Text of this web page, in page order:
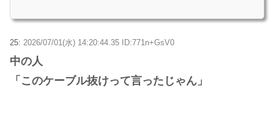
25: 2026/07/01(水) 14:20:44.35 ID:771n+GsV0
中の人
「このケーブル抜けって言ったじゃん」